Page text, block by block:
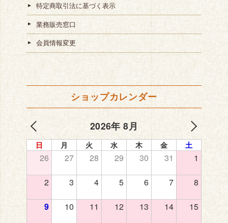
特定商取引法に基づく表示
業務販売窓口
会員情報変更
ショップカレンダー
2026年 8月
日 月 火 水 木 金 土
26 27 28 29 30 31 1
2 3 4 5 6 7 8
9 10 11 12 13 14 15